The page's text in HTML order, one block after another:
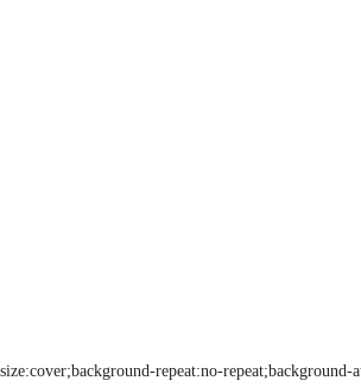
repeat:no-repeat;background-